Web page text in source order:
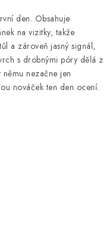
den. Obsahuje
na vizitky, takže
a zároveň jasný signál,
s drobnými póry dělá z
nezačne jen
nováček ten den ocení.